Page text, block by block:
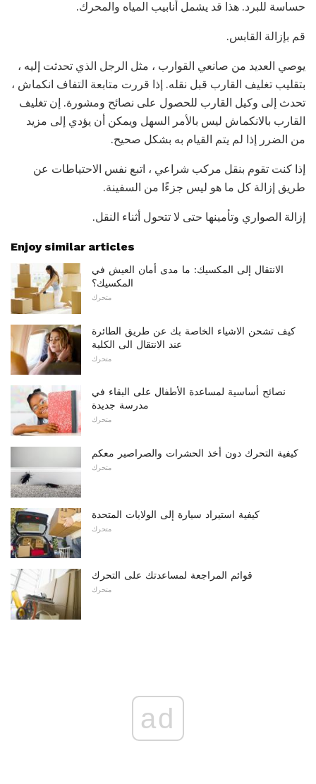
حساسة للبرد. هذا قد يشمل أنابيب المياه والمحرك.
قم بإزالة القابس.
يوصي العديد من صانعي القوارب ، مثل الرجل الذي تحدثت إليه ،
بتقليب تغليف القارب قبل نقله. إذا قررت متابعة التفاف انكماش ،
تحدث إلى وكيل القارب للحصول على نصائح ومشورة. إن تغليف
القارب بالانكماش ليس بالأمر السهل ويمكن أن يؤدي إلى مزيد
من الضرر إذا لم يتم القيام به بشكل صحيح.
إذا كنت تقوم بنقل مركب شراعي ، اتبع نفس الاحتياطات عن
طريق إزالة كل ما هو ليس جزءًا من السفينة.
إزالة الصواري وتأمينها حتى لا تتحول أثناء النقل.
Enjoy similar articles
الانتقال إلى المكسيك: ما مدى أمان العيش في
المكسيك؟
متحرك
كيف تشحن الاشياء الخاصة بك عن طريق الطائرة
عند الانتقال الى الكلية
متحرك
نصائح أساسية لمساعدة الأطفال على البقاء في
مدرسة جديدة
متحرك
كيفية التحرك دون أخذ الحشرات والصراصير معكم
متحرك
كيفية استيراد سيارة إلى الولايات المتحدة
متحرك
قوائم المراجعة لمساعدتك على التحرك
متحرك
ad